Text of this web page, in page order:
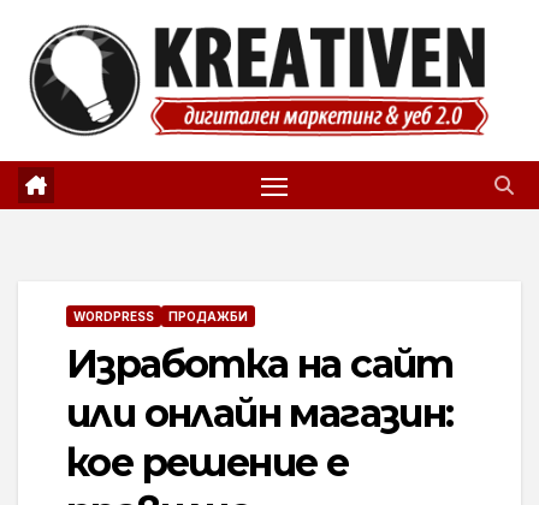
content
WORDPRESS ПРОДАЖБИ
Изработка на сайт
или онлайн магазин:
кое решение е